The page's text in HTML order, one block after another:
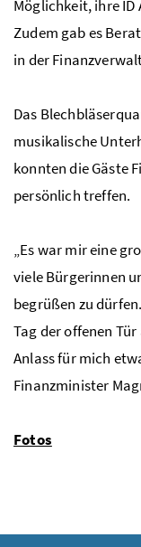
Möglichkeit, ihre
Zudem gab es
in der
Das
musikalische
konnten die Gäste
persönlich treffen.
„Es war mir eine
viele Bürgerinnen
begrüßen zu
Tag der offenen
Anlass für mich
Finanzminister
Fotos